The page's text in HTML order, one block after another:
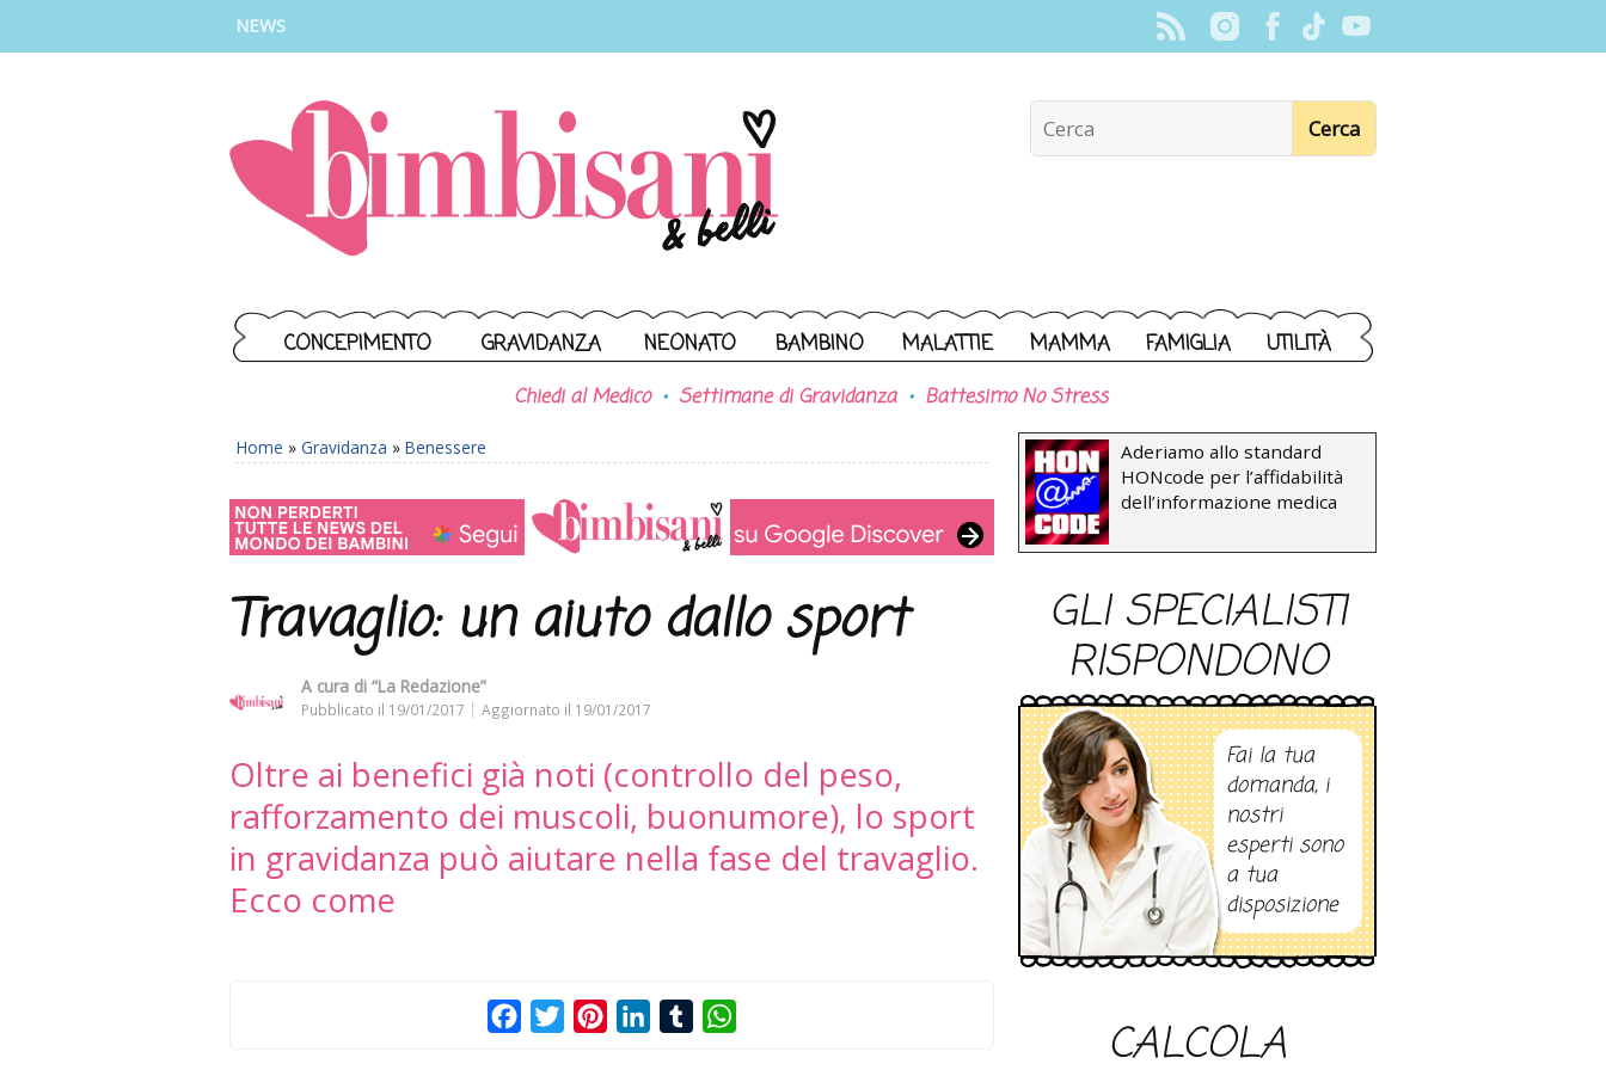
NEWS
CONCEPIMENTO GRAVIDANZA NEONATO BAMBINO MALATTIE MAMMA FAMIGLIA UTILITÀ
Chiedi al Medico Settimane di Gravidanza Battesimo No Stress
Home » Gravidanza » Benessere
Travaglio: un aiuto dallo sport
A cura di “La Redazione”
Pubblicato il 19/01/2017 Aggiornato il 19/01/2017
Oltre ai benefici già noti (controllo del peso,
rafforzamento dei muscoli, buonumore), lo sport
in gravidanza può aiutare nella fase del travaglio.
Ecco come
FacebookTwitterPinterestLinkedInTumblr
Aderiamo allo standard
HONcode per l’affidabilità
dell’informazione medica
GLI SPECIALISTI
RISPONDONO
Fai la tua
domanda, i
nostri
esperti sono
a tua
disposizione
CALCOLA